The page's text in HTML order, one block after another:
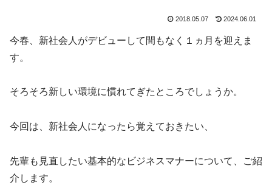
2018.05.07 2024.06.01
今春、新社会人がデビューして間もなく１ヵ月を迎えま
す。
そろそろ新しい環境に慣れてぎたところでしょうか。
今回は、新社会人になったら覚えておきたい、
先輩も見直したい基本的なビジネスマナーについて、ご紹
介します。